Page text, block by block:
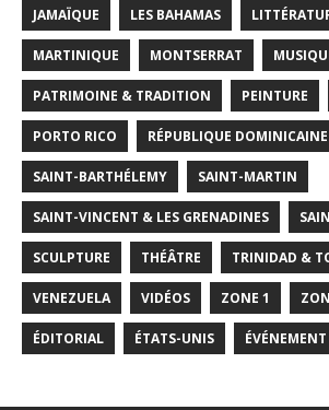
JAMAÏQUE LES BAHAMAS
MARTINIQUE MONTSERRAT
PATRIMOINE & TRADITION PEINTURE
PORTO RICO RÉPUBLIQUE DOMINICAINE
SAINT-BARTHÉLEMY SAINT-MARTIN
SAINT-VINCENT & LES GRENADINES
SCULPTURE THÉÂTRE TRINIDAD &
VENEZUELA VIDÉOS ZONE 1
ÉDITORIAL ÉTATS-UNIS ÉVÉNEMENT